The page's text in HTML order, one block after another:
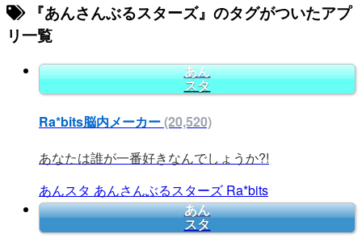
『あんさんぶるスターズ』のタグがついたアプ
リ一覧
あん
スタ
Ra*bits脳内メーカー(20,520)
あなたは誰が一番好きなんでしょうか?!
あんスタ あんさんぶるスターズ Ra*bits
あん
スタ